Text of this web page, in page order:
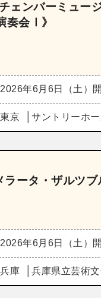
ェンバーミュー
奏会Ⅰ》
2026年6月6日（土）
東京 サントリーホ
ータ・ザルツ
2026年6月6日（土）
兵庫 兵庫県立芸術